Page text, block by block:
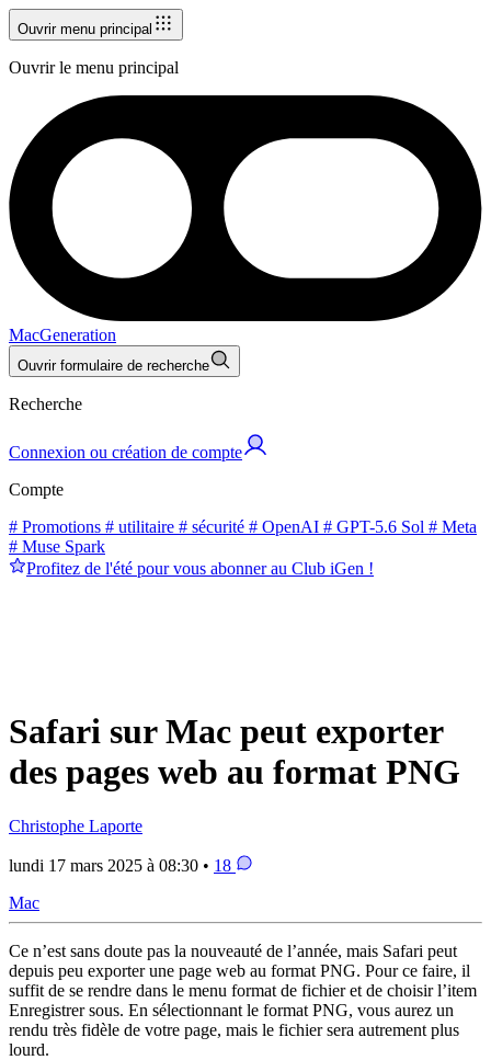
Ouvrir menu principal
Ouvrir le menu principal
MacGeneration
Ouvrir formulaire de recherche
Recherche
Connexion ou création de compte
Compte
# Promotions # utilitaire # sécurité # OpenAI # GPT-5.6 Sol # Meta
# Muse Spark
Profitez de l'été pour vous abonner au Club iGen !
Safari sur Mac peut exporter
des pages web au format PNG
Christophe Laporte
lundi 17 mars 2025 à 08:30 • 18
Mac
Ce n’est sans doute pas la nouveauté de l’année, mais Safari peut
depuis peu exporter une page web au format PNG. Pour ce faire, il
suffit de se rendre dans le menu format de fichier et de choisir l’item
Enregistrer sous. En sélectionnant le format PNG, vous aurez un
rendu très fidèle de votre page, mais le fichier sera autrement plus
lourd.